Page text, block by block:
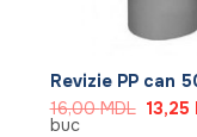
Revizie PP can
16,00MDL Prețul
inițial
13,25
buc